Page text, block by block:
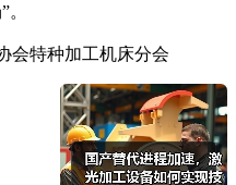
特种加工机床分会